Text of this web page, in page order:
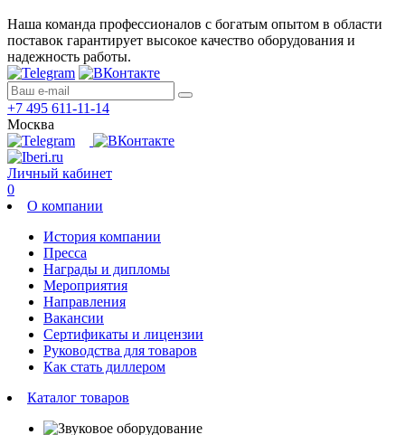
Наша команда профессионалов с богатым опытом в области
поставок гарантирует высокое качество оборудования и
надежность работы.
+7 495 611-11-14
Москва
Личный кабинет
0
О компании
История компании
Пресса
Награды и дипломы
Мероприятия
Направления
Вакансии
Сертификаты и лицензии
Руководства для товаров
Как стать диллером
Каталог товаров